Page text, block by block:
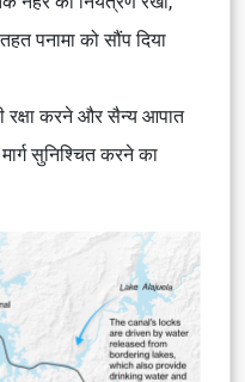
पनामा को सौंप दिया
रक्षा करने और सैन्य आपात
सुनिश्चित करने का